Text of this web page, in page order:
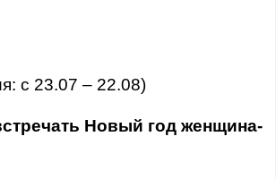
с 23.07 – 22.08)
Новый год женщина-